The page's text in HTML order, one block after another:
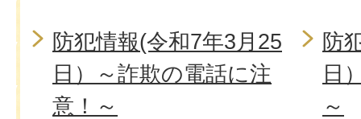
防犯情報(令和7年3月25
日）～詐欺の電話に注
意！～
防
日
～